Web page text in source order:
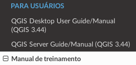
PARA USUÁRIOS
QGIS Desktop User Guide/Manual
(QGIS 3.44)
QGIS Server Guide/Manual (QGIS 3.44)
Manual de treinamento